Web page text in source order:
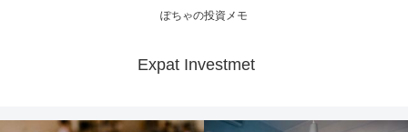
ぽちゃの投資メモ
Expat Investmet